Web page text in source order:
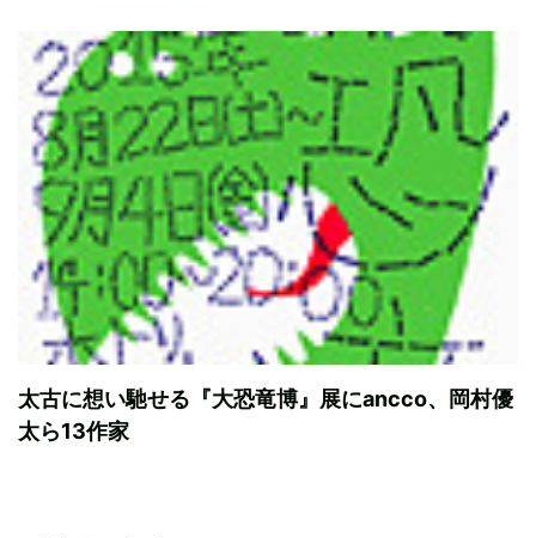
太古に想い馳せる『大恐竜博』展にancco、岡村優
太ら13作家